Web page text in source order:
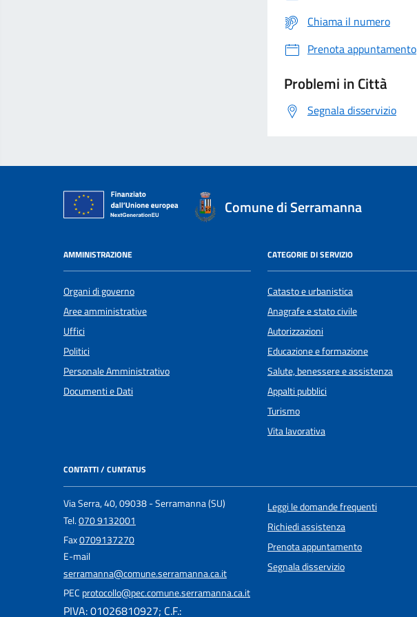
Chiama il numero
Prenota appuntamento
Problemi in Città
Segnala disservizio
Comune di Serramanna
AMMINISTRAZIONE
Organi di governo
Aree amministrative
Uffici
Politici
Personale Amministrativo
Documenti e Dati
CATEGORIE DI SERVIZIO
Catasto e urbanistica
Anagrafe e stato civile
Autorizzazioni
Educazione e formazione
Salute, benessere e assistenza
Appalti pubblici
Turismo
Vita lavorativa
CONTATTI / CUNTATUS
Via Serra, 40, 09038 - Serramanna (SU)
Tel.070 9132001
Fax0709137270
E-mail
serramanna@comune.serramanna.ca.it
PEC protocollo@pec.comune.serramanna.ca.it
PIVA: 01026810927; C.F.:
Leggi le domande frequenti
Richiedi assistenza
Prenota appuntamento
Segnala disservizio